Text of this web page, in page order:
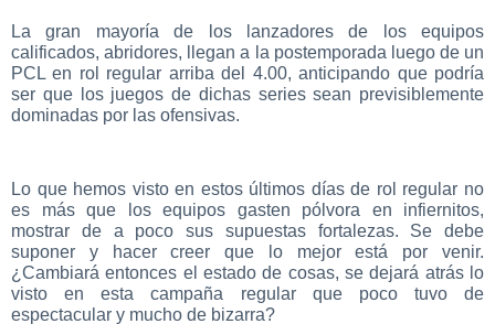
La gran mayoría de los lanzadores de los equipos
calificados, abridores, llegan a la postemporada luego de un
PCL en rol regular arriba del 4.00, anticipando que podría
ser que los juegos de dichas series sean previsiblemente
dominadas por las ofensivas.
Lo que hemos visto en estos últimos días de rol regular no
es más que los equipos gasten pólvora en infiernitos,
mostrar de a poco sus supuestas fortalezas. Se debe
suponer y hacer creer que lo mejor está por venir.
¿Cambiará entonces el estado de cosas, se dejará atrás lo
visto en esta campaña regular que poco tuvo de
espectacular y mucho de bizarra?